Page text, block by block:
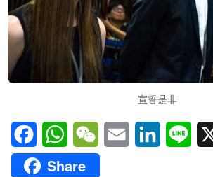
宣誓是非
FacebookWhatsAppWeChatEmail LinkedInLine
Share